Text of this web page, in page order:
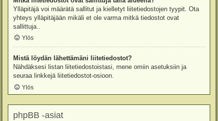
Ylläpitäjä voi määrätä sallitut ja kielletyt liitetiedostojen tyypit. Ota
yhteys ylläpitäjään mikäli et ole varma mitkä tiedostot ovat
sallittuja..
Ylös
Mistä löydän lähettämäni liitetiedostot?
Nähdäksesi listan liitetiedostoistasi, mene omiin asetuksiin ja
seuraa linkkejä liitetiedostot-osioon.
Ylös
phpBB -asiat